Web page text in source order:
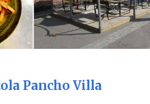
Pancho Villa